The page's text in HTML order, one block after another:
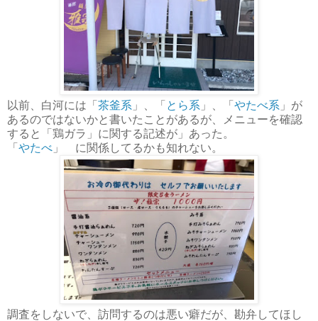
以前、白河には「 茶釜系 」、「 とら系 」、「 やたべ系 」が
あるのではないかと書いたことがあるが、メニューを確認
すると「鶏ガラ」に関する記述が」あった。
「 やたべ 」 に関係してるかも知れない。
調査をしないで、訪問するのは悪い癖だが、勘弁してほし